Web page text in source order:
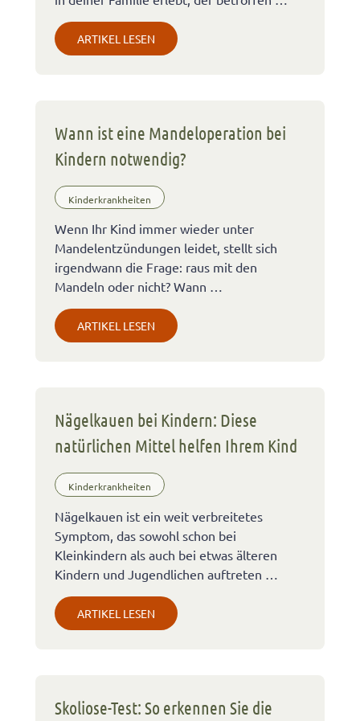
ARTIKEL LESEN
Wann ist eine Mandeloperation bei
Kindern notwendig?
Kinderkrankheiten
Wenn Ihr Kind immer wieder unter
Mandelentzündungen leidet, stellt sich
irgendwann die Frage: raus mit den
Mandeln oder nicht? Wann …
ARTIKEL LESEN
Nägelkauen bei Kindern: Diese
natürlichen Mittel helfen Ihrem Kind
Kinderkrankheiten
Nägelkauen ist ein weit verbreitetes
Symptom, das sowohl schon bei
Kleinkindern als auch bei etwas älteren
Kindern und Jugendlichen auftreten …
ARTIKEL LESEN
Skoliose-Test: So erkennen Sie die